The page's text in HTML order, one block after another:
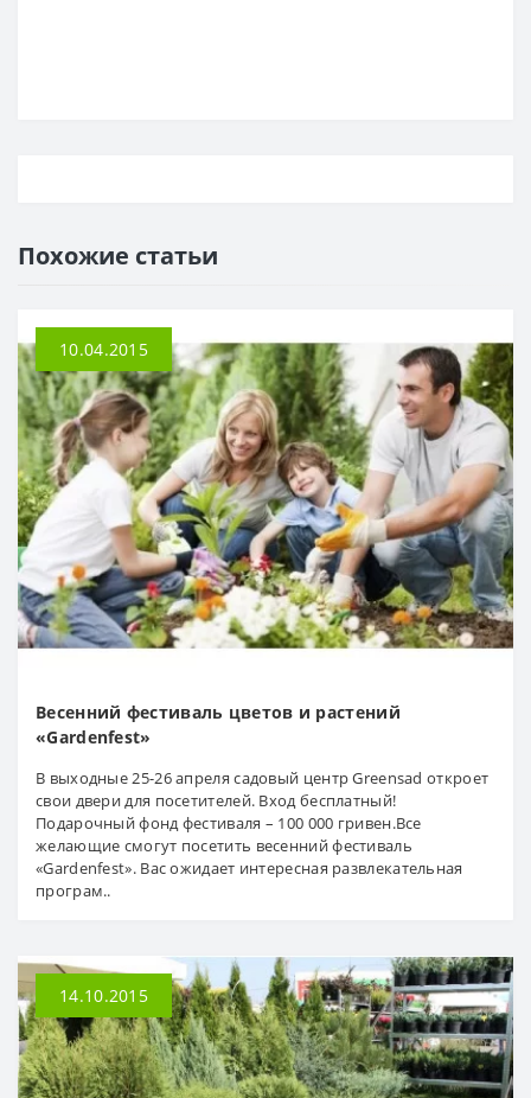
Похожие статьи
10.04.2015
Весенний фестиваль цветов и растений
«Gardenfest»
В выходные 25-26 апреля садовый центр Greensad откроет
свои двери для посетителей. Вход бесплатный!
Подарочный фонд фестиваля – 100 000 гривен.Все
желающие смогут посетить весенний фестиваль
«Gardenfest». Вас ожидает интересная развлекательная
програм..
14.10.2015